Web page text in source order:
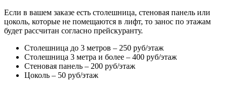
Если в вашем заказе есть столешница, стеновая панель или
цоколь, которые не помещаются в лифт, то занос по этажам
будет рассчитан согласно прейскуранту.
Столешница до 3 метров – 250 руб/этаж
Столешница 3 метра и более – 400 руб/этаж
Стеновая панель – 200 руб/этаж
Цоколь – 50 руб/этаж